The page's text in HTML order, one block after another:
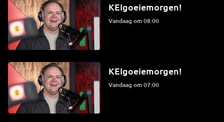
KEIgoeiemorgen!
Vandaag om 08:00
KEIgoeiemorgen!
Vandaag om 07:00